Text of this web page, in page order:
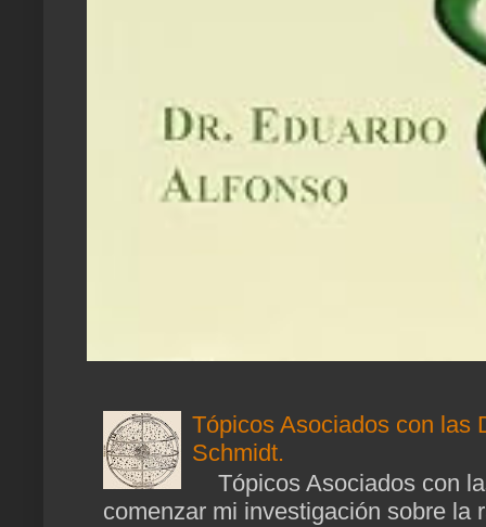
Tópicos Asociados con las
Schmidt.
Tópicos Asociados con
comenzar mi investigación sobre la